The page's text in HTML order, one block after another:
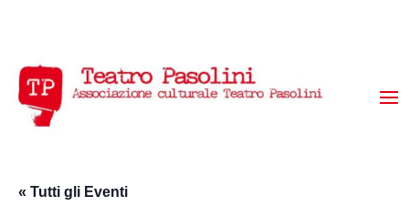
« Tutti gli Eventi